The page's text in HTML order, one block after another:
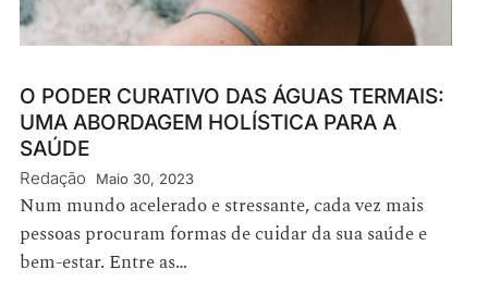
O PODER CURATIVO DAS ÁGUAS TERMAIS:
UMA ABORDAGEM HOLÍSTICA PARA A
SAÚDE
Redação Maio 30, 2023
Num mundo acelerado e stressante, cada vez mais
pessoas procuram formas de cuidar da sua saúde e
bem-estar. Entre as…